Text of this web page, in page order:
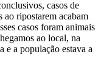
casos de
ao ripostarem acabam
casos foram animais
ao local, na
e a população estava a